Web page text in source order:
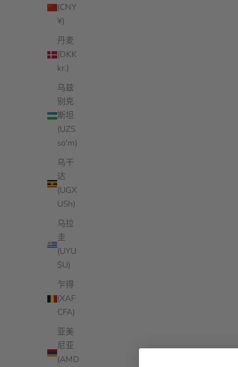
(CNY
¥)
丹麦
(DKK
kr.)
乌兹
别克
斯坦
(UZS
so'm)
乌干
达
(UGX
USh)
乌拉
圭
(UYU
$U)
乍得
(XAF
CFA)
亚美
尼亚
(AMD